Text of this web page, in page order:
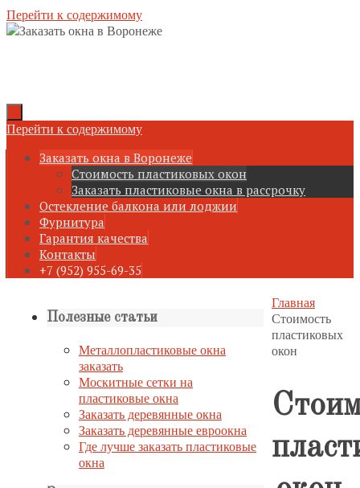
Перейти к содержимому
Перейти к содержимому
Заказать окна в Воронеже
Стоимость пластиковых окон
Заказать пластиковые окна в рассрочку
Остекление балкона или лоджии
Фурнитура
Гарантия качества
Контакты
+7 (952) 955-69-35
Главная
Стоимость
пластиковых
окон
Полезные статьи
Металлопластиковые окна
заказать
Москитные сетки на
пластиковые окна
Заказать деревянные окна
Заказать деревянные евроокна
Где лучше заказать пластиковые
окна